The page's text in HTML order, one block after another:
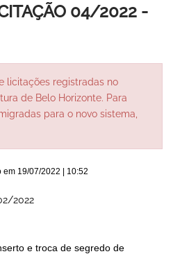
04/2022 -
licitações registradas no
de Belo Horizonte. Para
para o novo sistema,
em 19/07/2022 | 10:52
2022
e troca de segredo de